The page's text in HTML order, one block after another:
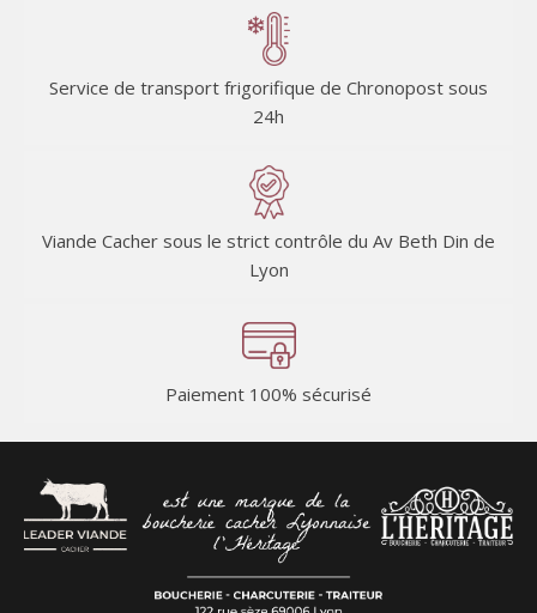
Service de transport frigorifique de Chronopost sous
24h
Viande Cacher sous le strict contrôle du Av Beth Din de
Lyon
Paiement 100% sécurisé